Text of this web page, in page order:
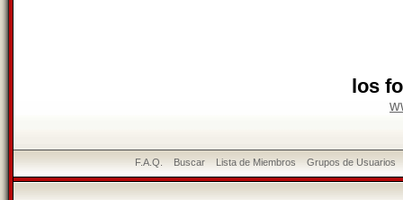
los
F.A.Q. Buscar Lista de Miembros Grupos de Usuarios